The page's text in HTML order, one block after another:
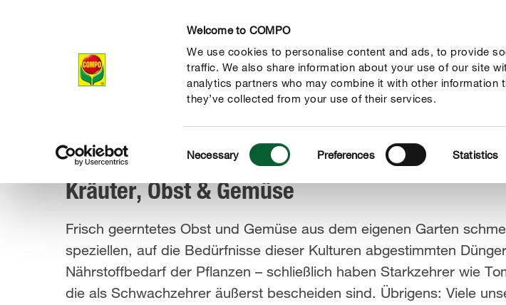
Welcome to COMPO
We use cookies to personalise content and ads, to provide
traffic. We also share information about your use of our site
analytics partners who may combine it with other information
they’ve collected from your use of their services.
Selection
Necessary Preferences Statistics
Produkte Ratgeber Themenwelten Service
COMPOProdukte Dünger & Blattpflege Kräuter, Obst & Gemüse
Kräuter, Obst & Gemüse
Frisch geerntetes Obst und Gemüse aus dem eigenen Garten
speziellen, auf die Bedürfnisse dieser Kulturen abgestimmten
Nährstoffbedarf der Pflanzen – schließlich haben Starkzehrer wie
die als Schwachzehrer äußerst bescheiden sind. Übrigens: Viele